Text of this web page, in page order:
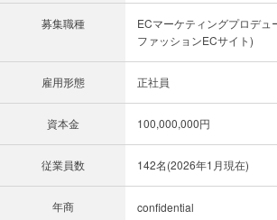
募集職種
ECマーケティングプロデュ
ファッションECサイト)
雇用形態 正社員
資本金 100,000,000円
従業員数 142名(2026年1月現在)
年商 confidential